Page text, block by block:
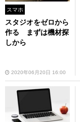
スマホ
スタジオをゼロから
作る まずは機材探
しから
2020年06月20日 16:00